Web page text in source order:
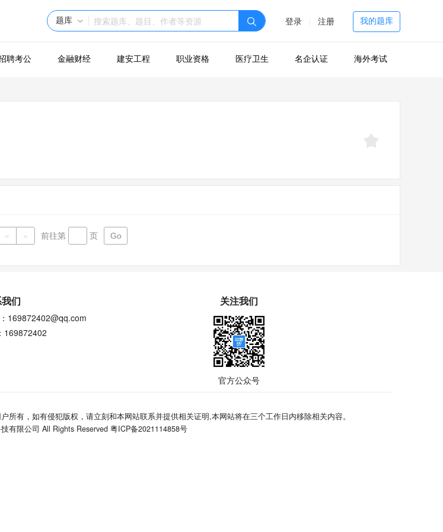
题库 登录 注册 我的题库
聘考公 金融财经 建安工程 职业资格 医疗卫生 名企认证 海外考试
« » 前往第 页
们
169872402@qq.com
169872402
关注我们
官方公众号
有，如有侵犯版权，请立刻和本网站联系并提供相关证明,本网站将在三个工作日内移除相关内容。
有限公司 All Rights Reserved 粤ICP备2021114858号